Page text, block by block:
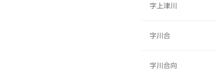
字上津川
字川合
字川合向